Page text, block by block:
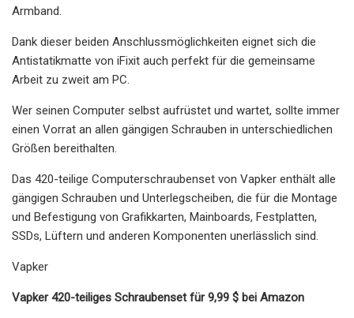
Armband.
Dank dieser beiden Anschlussmöglichkeiten eignet sich die
Antistatikmatte von iFixit auch perfekt für die gemeinsame
Arbeit zu zweit am PC.
Wer seinen Computer selbst aufrüstet und wartet, sollte immer
einen Vorrat an allen gängigen Schrauben in unterschiedlichen
Größen bereithalten.
Das 420-teilige Computerschraubenset von Vapker enthält alle
gängigen Schrauben und Unterlegscheiben, die für die Montage
und Befestigung von Grafikkarten, Mainboards, Festplatten,
SSDs, Lüftern und anderen Komponenten unerlässlich sind.
Vapker
Vapker 420-teiliges Schraubenset für 9,99 $ bei Amazon